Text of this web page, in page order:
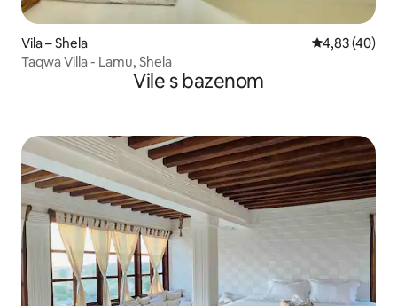
Vila – Shela Prosječna
4,83 (40)
Taqwa Villa - Lamu, Shela
Vile s bazenom